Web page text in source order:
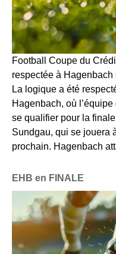
Football Coupe du
respectée à
La logique a été
Hagenbach, où
se qualifier pour la
Sundgau, qui se jouera
prochain. Hagenbach
EHB en FINALE